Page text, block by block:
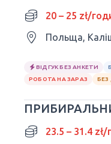
20 – 25 zł/
Польща,
ВІДГУК БЕЗ АНКЕТИ
РОБОТА НА ЗАРАЗ
БЕЗ
23.5 – 31.4 zł/